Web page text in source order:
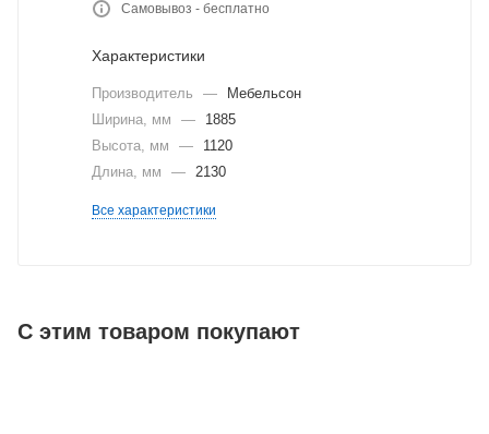
Самовывоз - бесплатно
Характеристики
Производитель —
Мебельсон
Ширина, мм
—
1885
Высота, мм
—
1120
Длина, мм
— 2130
Все характеристики
С этим товаром покупают